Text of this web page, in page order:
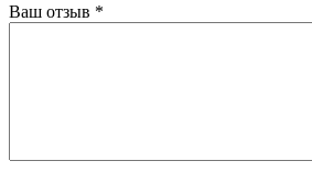
Ваш отзыв *